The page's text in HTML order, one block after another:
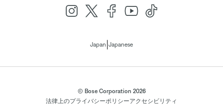
Japan Japanese
© Bose Corporation 2026
法律上のプライバシーポリシーアクセシビリティ